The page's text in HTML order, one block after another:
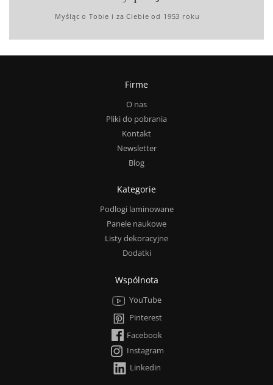
Myśląc o Tobie i za Ciebie od 1953 roku
Firme
O nas
Pliki do pobrania
Kontakt
Newsletter
Blog
Kategorie
Podlogi laminowane
Panele naukowe
Listy dekoracyjne
Dodatki
Wspólnota
YouTube
Pinterest
Facebook
Instagram
Linkedin